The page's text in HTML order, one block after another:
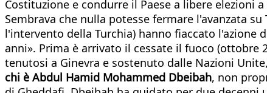
Costituzione e condurre il Paese a libere elezioni
Sembrava che nulla potesse fermare l'avanzata
l'intervento della Turchia) hanno fiaccato l'azione
anni». Prima è arrivato il cessate il fuoco
tenutosi a Ginevra e sostenuto dalle Nazioni
chi è Abdul Hamid Mohammed Dbeibah, non